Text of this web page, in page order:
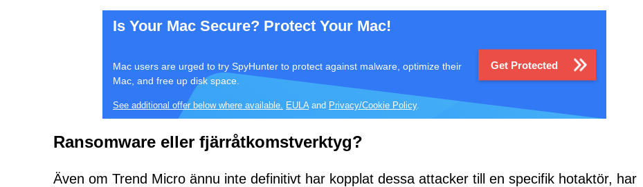
Is Your Mac Secure? Protect Your Mac!
Mac users are urged to try SpyHunter to protect against malware, optimize their
Mac, and free up disk space.
Get Protected
See additional offer below where available. EULAand Privacy/Cookie Policy.
Ransomware eller fjärråtkomstverktyg?
Även om Trend Micro ännu inte definitivt har kopplat dessa attacker till en specifik hotaktör, har